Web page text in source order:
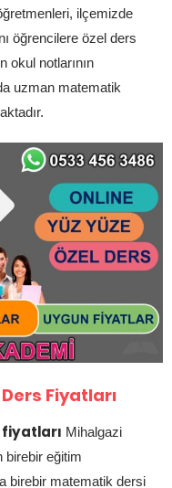
ilçemizde
öğrencilere özel ders
okul notlarının
uzman matematik
Fiyatları
Mihalgazi
birebir eğitim
birebir matematik dersi